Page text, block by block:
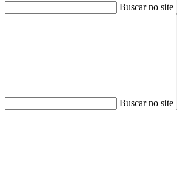
Buscar no site
Buscar no site